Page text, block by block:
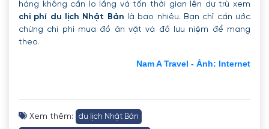
hàng không cần lo lắng và tốn thời gian lên dự trù xem
chi phí du lịch Nhật Bản là bao nhiêu. Bạn chỉ cần ước
chừng chi phí mua đồ ăn vặt và đồ lưu niệm để mang
theo.
Nam A Travel - Ảnh: Internet
Xem thêm: du lịch Nhật Bản